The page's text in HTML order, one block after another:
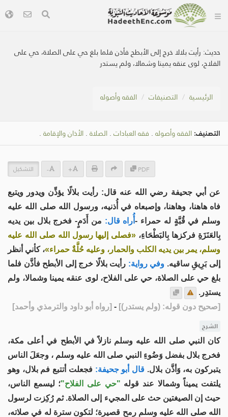
حديث: رأيت بلالا خرج إلى الأبطح فأذن فلما بلغ حي على الصلاة، حي على
الفلاح، لوى عنقه يمينا وشمالا، ولم يستدر
الرئيسية التصنيفات الفقه وأصوله
التصنيف: الفقه وأصوله . فقه العبادات . الصلاة . الأذان والإقامة .
PDF
+
- التشكيل
عن أبي جحيفة رضي الله عنه قال: رأيت بلالًا يؤذِّن ويدور ويتبع
فاه هاهنا، وهاهنا، وإصبعاه في أُذنيه، ورسول الله صلى الله عليه
وسلم في قُبَّةٍ له حمراء -أُراه قال: من أَدَمٍ- فخرج بلال بين يديه
بِالعَنَزَةِ فركزها بِالبَطْحَاءِ، «فصلى إليها رسول الله صلى الله عليه
وسلم، يمر بين يديه الكلب والحمار، وعليه حُلَّةٌ حمراء»، كأني أنظر
إلى بَرِيقِ ساقيه. وفي رواية: رأيت بلالًا خرج إلى الأبطح فأذَّن فلما
بلغ حي على الصلاة، حي على الفلاح، لوى عنقه يمينا وشمالا، ولم
يستدِر.
[صحيح دون قوله: (ولم يستدر)]
-
[رواه أبو داود والترمذي وأحمد]
الشرح
كان النبي صلى الله عليه وسلم نازلاً في الأبطح في أعلى مكة،
فخرج بلال بفضل وَضُوءِ النبي صلى الله عليه وسلم ، وجعَلَ الناس
يتبركون به، وَأذَّن بلال. قال أبو جحيفة: فجعلت أتتبع فم بلال، وهو
يلتفت يميناً وشمالا عند قوله "حي على الفلاح"؛ ليسمع الناس،
حيث إن الصيغتين حث على المجيء إلى الصلاة. ثم رُكِزت لرسول
الله صلى الله عليه وسلم رمح قصيرة؛ لتكون سترة له في صلاته،